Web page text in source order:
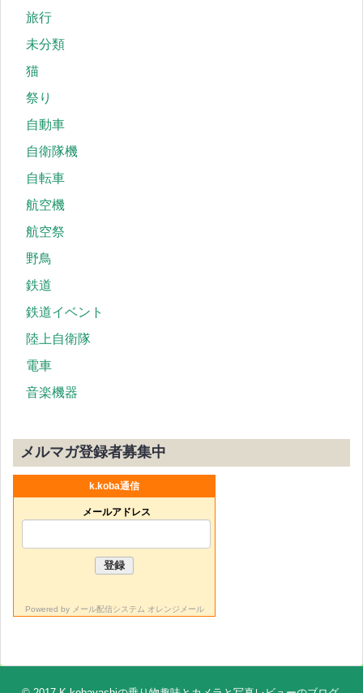
旅行
未分類
猫
祭り
自動車
自衛隊機
自転車
航空機
航空祭
野鳥
鉄道
鉄道イベント
陸上自衛隊
電車
音楽機器
メルマガ登録者募集中
k.koba通信
メールアドレス
Powered by メール配信システム オレンジメール